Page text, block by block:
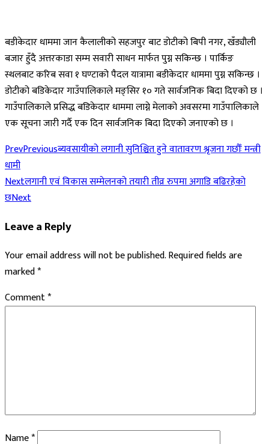
बडीकेदार धाममा जान कैलालीको सहजपुर बाट डोटीको बिपी नगर, खँड्यौली
बजार हुँदै अत्तरकाडा सम्म सवारी साधन मार्फत पुग्न सकिन्छ । पार्किङ
स्थलबाट करिब सवा १ घण्टाको पैदल यात्रामा बडीकेदार धाममा पुग्न सकिन्छ ।
डोटीको बडिकेदार गाउँपालिकाले मङ्सिर १० गते सार्वजनिक बिदा दिएको छ ।
गाउँपालिकाले प्रसिद्ध बडिकेदार धाममा लाग्ने मेलाको अवसरमा गाउँपालिकाले
एक सूचना जारी गर्दै एक दिन सार्वजनिक बिदा दिएको जनाएको छ ।
PrevPreviousब्यवसायीको लगानी सुनिश्चित हुने वातावरण श्रृजना गछौँः मन्त्री
धामी
Nextलगानी एवं विकास सम्मेलनको तयारी तीव्र रुपमा अगाडि बढिरहेको
छNext
Leave a Reply
Your email address will not be published.Required fields are
marked*
Comment*
Name*